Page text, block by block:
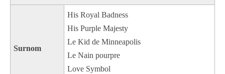
Surnom
His Royal Badness
His Purple Majesty
Le Kid de Minneapolis
Le Nain pourpre
Love Symbol